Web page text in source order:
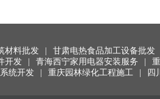
材料批发 甘肃电热食品加工设备批发
开发 青海西宁家用电器安装服务
统开发 重庆园林绿化工程施工 四